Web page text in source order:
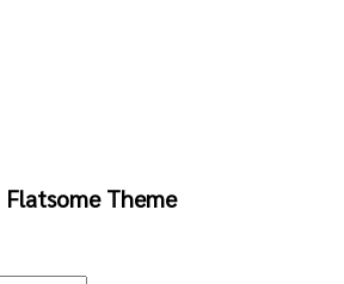
Flatsome Theme